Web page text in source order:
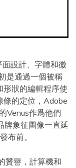
設計、字體和徽
是通過一個被稱
形狀的編輯程序使
條的定位，Adobe
Venus作爲他們
牌象征圖像一直延
布前。
贊譽，計算機和